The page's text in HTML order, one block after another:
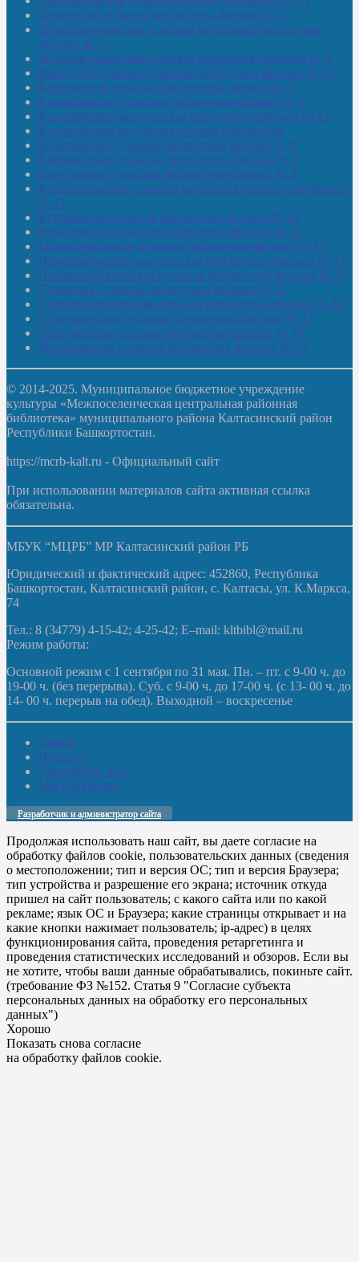
Бабаевская сельская библиотека-филиал № 2
Большекачаковская сельская модельная библиотека-
филиал № 7
Большекуразовская сельская библиотека-филиал № 3
Верхнетыхтемская сельская библиотека-филиал № 15
Калегинская сельская библиотека-филиал № 6
Калмашевская сельская библиотека-филиал № 5
Калмиябашевская сельская библиотека-филиал № 13
Калтасинская модельная детская библиотека
Кельтеевская сельская библиотека-филиал № 8
Киебаковская сельская библиотека-филиал № 9
Кокушевская сельская библиотека-филиал № 4
Краснохолмская сельская модельная библиотека-филиал
№ 21
Кутеремская сельская библиотека-филиал № 22
Кучашевская сельская библиотека-филиал № 11
Малокачаковская сельская библиотека-филиал № 12
Нижнекачмашевская сельская библиотека-филиал № 14
Новокильбахтинская сельская библиотека-филиал № 19
Сазовская сельская библиотека-филиал № 20
Староорьебашевская сельская библиотека-филиал № 16
Старояшевская сельская библиотека-филиал № 17
Тюльдинская сельская библиотека-филиал № 18
Чилибеевская сельская библиотека-филиал № 10
© 2014-2025. Муниципальное бюджетное учреждение
культуры «Межпоселенческая центральная районная
библиотека» муниципального района Калтасинский район
Республики Башкортостан.
https://mcrb-kalt.ru - Официальный сайт
При использовании материалов сайта активная ссылка
обязательна.
МБУК “МЦРБ” МР Калтасинский район РБ
Юридический и фактический адрес: 452860, Республика
Башкортостан, Калтасинский район, с. Калтасы, ул. К.Маркса,
74
Тел.: 8 (34779) 4-15-42; 4-25-42; E–mail: kltbibl@mail.ru
Режим работы:
Основной режим с 1 сентября по 31 мая. Пн. – пт. с 9-00 ч. до
19-00 ч. (без перерыва). Суб. с 9-00 ч. до 17-00 ч. (с 13- 00 ч. до
14- 00 ч. перерыв на обед). Выходной – воскресенье
Домой
Новости
Документы. Все
Мы в соцсетях
Разработчик и администратор сайта
Продолжая использовать наш сайт, вы даете согласие на
обработку файлов cookie, пользовательских данных (сведения
о местоположении; тип и версия ОС; тип и версия Браузера;
тип устройства и разрешение его экрана; источник откуда
пришел на сайт пользователь; с какого сайта или по какой
рекламе; язык ОС и Браузера; какие страницы открывает и на
какие кнопки нажимает пользователь; ip-адрес) в целях
функционирования сайта, проведения ретаргетинга и
проведения статистических исследований и обзоров. Если вы
не хотите, чтобы ваши данные обрабатывались, покиньте сайт.
(требование ФЗ №152. Статья 9 "Согласие субъекта
персональных данных на обработку его персональных
данных")
Хорошо
Показать снова согласие
на обработку файлов cookie.